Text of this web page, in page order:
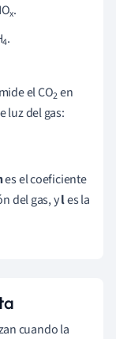
x.
4.
el CO2en
luz del gas:
es el coeficiente
del gas, yles la
cuando la